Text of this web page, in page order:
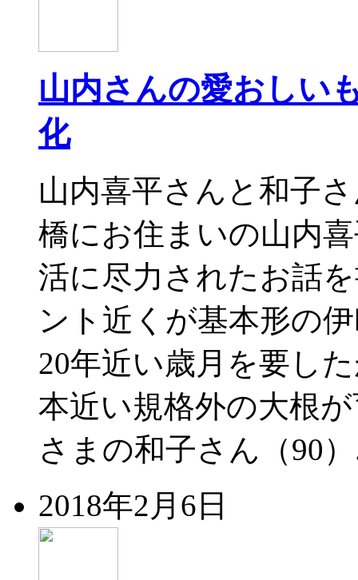
山内さんの愛おしい
化
山内喜平さんと和子
橋にお住まいの山内
活に尽力されたお話
ント近くが基本形の
20年近い歳月を要し
本近い規格外の大根
さまの和子さん（90
2018年2月6日